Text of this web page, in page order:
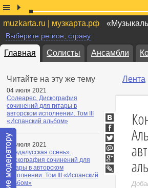
muzkarta.ru | музкарта.рф
Выберите регион, страну
Главная Солисты Ансамбли
Читайте на эту же тему
04 июля 2021
Солеарес. Дискография
сочинений для гитары в
авторском исполнении. Том III
«Испанский альбом»
03 июля 2021
«Андалусская осень».
Дискография сочинений для
гитары в авторском
исполнении. Том III «Испанский
альбом»
Лента
ВКонтакте
Facebook
Twitter
Мой
Мир
Google+
LiveJournal